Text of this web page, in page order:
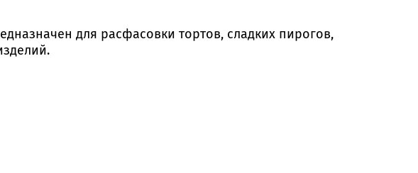
для расфасовки тортов, сладких пирогов,